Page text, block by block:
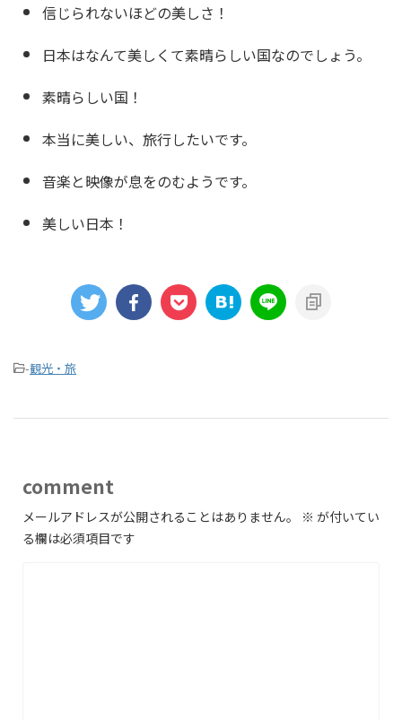
信じられないほどの美しさ！
日本はなんて美しくて素晴らしい国なのでしょう。
素晴らしい国！
本当に美しい、旅行したいです。
音楽と映像が息をのむようです。
美しい日本！
-観光・旅
comment
メールアドレスが公開されることはありません。 ※ が付いてい
る欄は必須項目です